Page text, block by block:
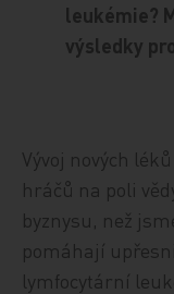
leukémie?
výsledky
Vývoj nových
hráčů na poli
byznysu, než
pomáhají
lymfocytární